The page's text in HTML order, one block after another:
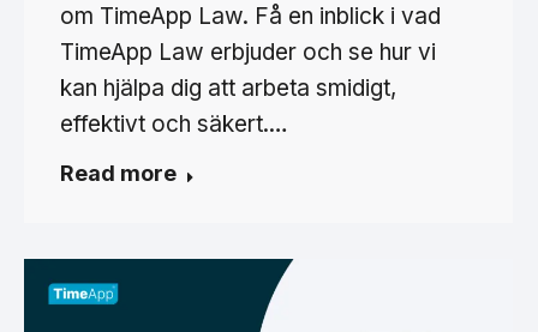
om TimeApp Law. Få en inblick i vad
TimeApp Law erbjuder och se hur vi
kan hjälpa dig att arbeta smidigt,
effektivt och säkert.…
Read more